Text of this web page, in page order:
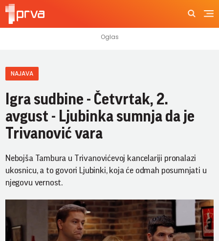
NAJAVA
Igra sudbine - Četvrtak, 2.
avgust - Ljubinka sumnja da je
Trivanović vara
Nebojša Tambura u Trivanovićevoj kancelariji pronalazi
ukosnicu, a to govori Ljubinki, koja će odmah posumnjati u
njegovu vernost.